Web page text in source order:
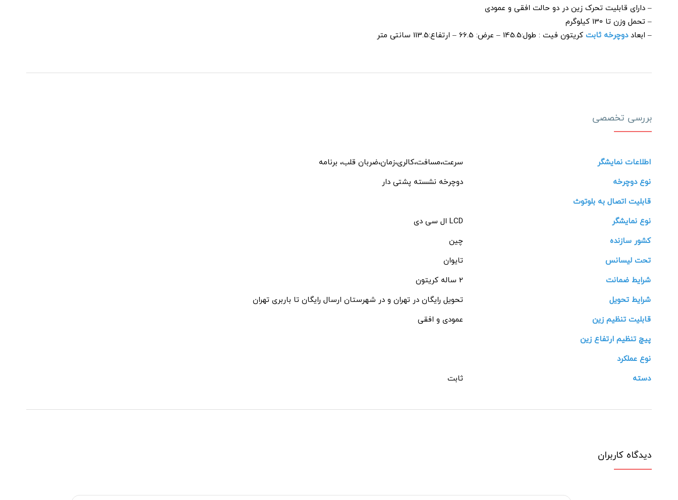
– دارای قابلیت تحرک زین در دو حالت افقی و عمودی
– تحمل وزن تا 130 کیلوگرم
– ابعاددوچرخه ثابت کریتون فیت : طول:145.5 – عرض: 66.5 – ارتفاع:113.5 سانتی متر
بررسی تخصصی
اطلاعات نمایشگر
سرعت،مسافت،کالری،زمان،ضربان قلب، برنامه
نوع دوچرخه
دوچرخه نشسته پشتی دار
قابلیت اتصال به بلوتوث
نوع نمایشگر
LCD ال سی دی
کشور سازنده
چین
تحت لیسانس
تایوان
شرایط ضمانت
2 ساله کریتون
شرایط تحویل
تحویل رایگان در تهران و در شهرستان ارسال رایگان تا باربری تهران
قابلیت تنظیم زین
عمودی و افقی
پیچ تنظیم ارتفاع زین
نوع عملکرد
دسته
ثابت
دیدگاه کاربران